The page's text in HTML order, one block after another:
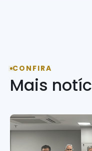
CONFIRA
Mais